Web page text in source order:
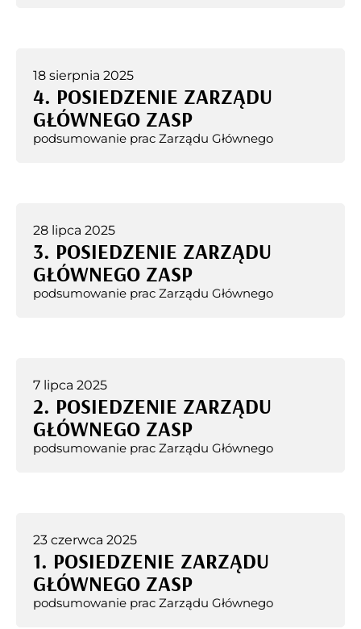
18 sierpnia 2025
4. POSIEDZENIE ZARZĄDU
GŁÓWNEGO ZASP
podsumowanie prac Zarządu Głównego
28 lipca 2025
3. POSIEDZENIE ZARZĄDU
GŁÓWNEGO ZASP
podsumowanie prac Zarządu Głównego
7 lipca 2025
2. POSIEDZENIE ZARZĄDU
GŁÓWNEGO ZASP
podsumowanie prac Zarządu Głównego
23 czerwca 2025
1. POSIEDZENIE ZARZĄDU
GŁÓWNEGO ZASP
podsumowanie prac Zarządu Głównego